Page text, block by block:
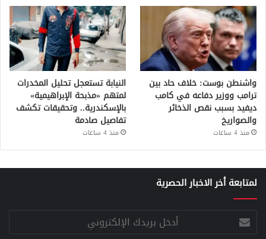
واشنطن بوست: خلاف حاد بين
ترامب ووزير دفاعه في كامب
ديفيد بسبب نقص الذخائر
والصواريخ
منذ 4 ساعات
النيابة تستعجل تحليل المخدرات
لمتهم «مذبحة الإبراهيمية»
بالإسكندرية.. وتحقيقات تكشف
تفاصيل صادمة
منذ 4 ساعات
لمتابعة أخر الاخبار الحصرية
أدخل
بريدك